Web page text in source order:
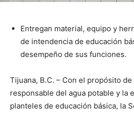
Entregan material, equipo y
de intendencia de educación
desempeño de sus funciones.
Tijuana, B.C. – Con el propósito
responsable del agua potable y la
planteles de educación básica, la